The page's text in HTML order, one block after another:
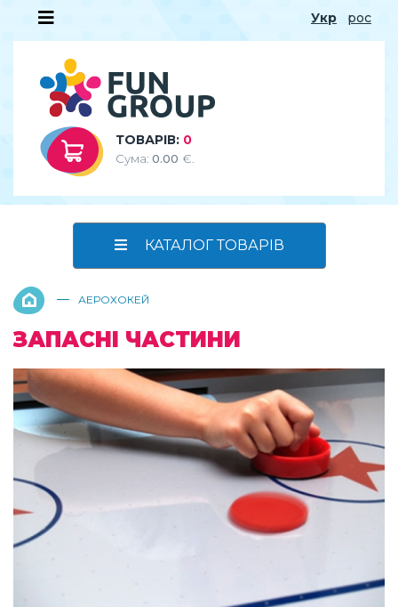
Укр рос
ТОВАРІВ: 0
Сума: 0.00 €.
КАТАЛОГ ТОВАРІВ
— АЕРОХОКЕЙ
ЗАПАСНІ ЧАСТИНИ